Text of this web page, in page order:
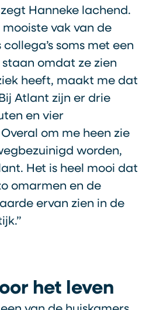
Hanneke lachend.
mooiste vak van de
soms met een
staan omdat ze zien
heeft, maakt me dat
Atlant zijn er drie
en vier
om me heen zie
worden,
Het is heel mooi dat
omarmen en de
ervan zien in de
het leven